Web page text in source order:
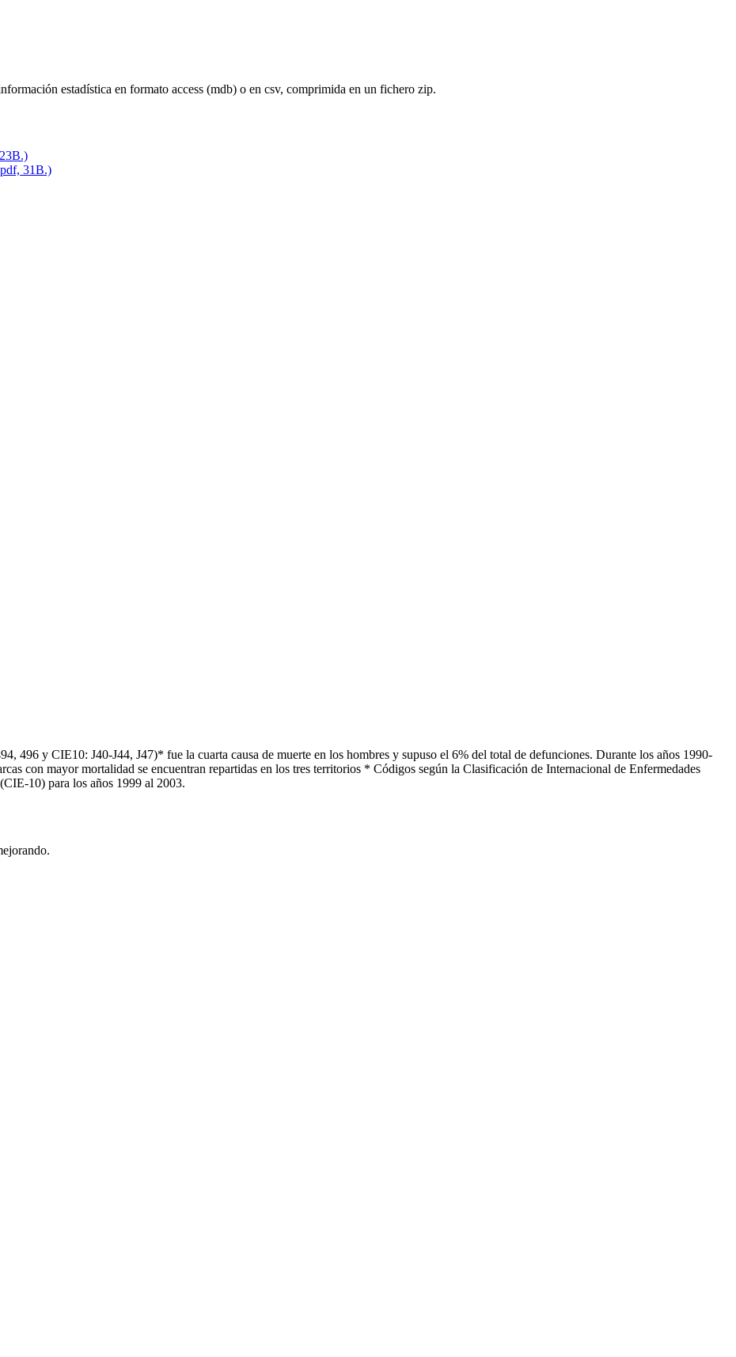
estadística en formato access (mdb) o en csv, comprimida en un fichero zip.
31B.)
496 y CIE10: J40-J44, J47)* fue la cuarta causa de muerte en los hombres y supuso el 6% del total de defunciones. Durante los años 1990-
con mayor mortalidad se encuentran repartidas en los tres territorios * Códigos según la Clasificación de Internacional de Enfermedades
10) para los años 1999 al 2003.